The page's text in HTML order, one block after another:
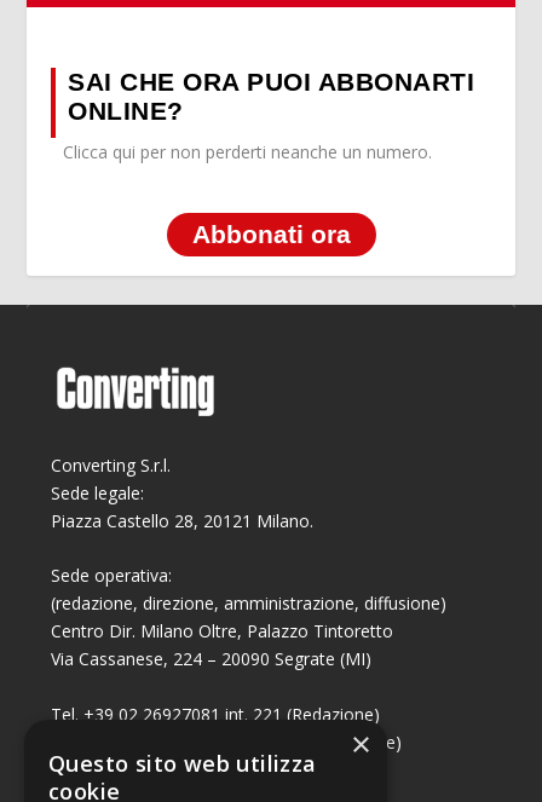
SAI CHE ORA PUOI ABBONARTI
ONLINE?
Clicca qui per non perderti neanche un numero.
Abbonati ora
Converting S.r.l.
Sede legale:
Piazza Castello 28, 20121 Milano.
Sede operativa:
(redazione, direzione, amministrazione, diffusione)
Centro Dir. Milano Oltre, Palazzo Tintoretto
Via Cassanese, 224 – 20090 Segrate (MI)
Tel. +39 02 26927081 int. 221 (Redazione)
Tel. +39 02 26927081 int. 224 (Commerciale)
Fax +39 02 26951006
×
Questo sito web utilizza
cookie